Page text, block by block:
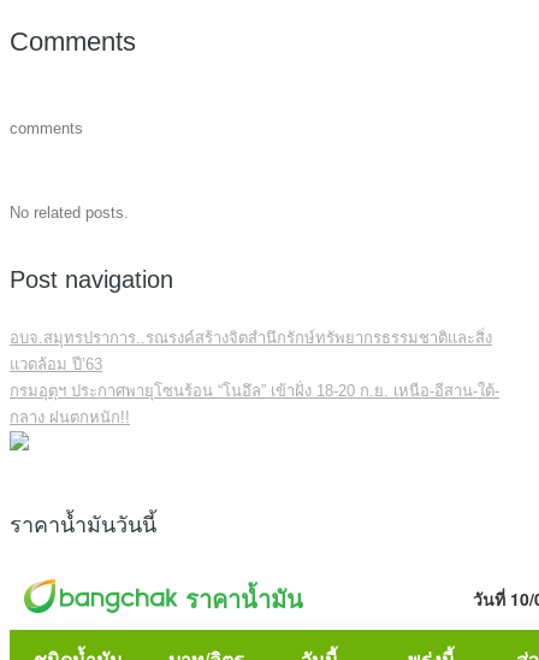
Comments
comments
No related posts.
Post navigation
อบจ.สมุทรปราการ..รณรงค์สร้างจิตสำนึกรักษ์ทรัพยากรธรรมชาติและสิ่ง
แวดล้อม ปี’63
กรมอุตุฯ ประกาศพายุโซนร้อน “โนอึล” เข้าฝั่ง 18-20 ก.ย. เหนือ-อีสาน-ใต้-
กลาง ฝนตกหนัก!!
ราคาน้ำมันวันนี้